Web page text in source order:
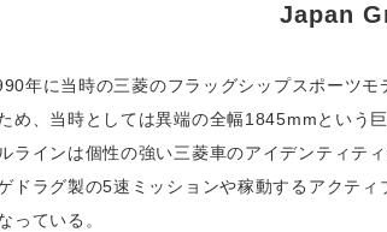
Japan
年に当時の三菱のフラッグシップスポーツ
め、当時としては異端の全幅1845mmという
ラインは個性の強い三菱車のアイデンティテ
ドラグ製の5速ミッションや稼動するアクテ
っている。